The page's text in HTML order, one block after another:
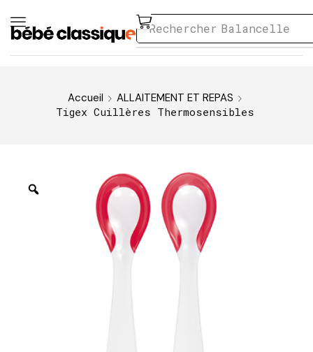
Rechercher Balancelle
Accueil
ALLAITEMENT ET REPAS
Tigex Cuillères Thermosensibles